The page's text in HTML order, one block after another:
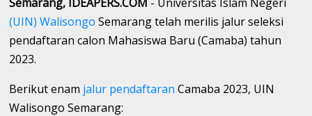
(UIN) WalisongoSemarang telah merilis jalur seleksi
pendaftaran calon Mahasiswa Baru (Camaba) tahun
2023.
Berikut enam jalur pendaftaran Camaba 2023, UIN
Walisongo Semarang: